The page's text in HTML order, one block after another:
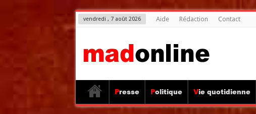
vendredi , 7 août 2026 Aide Rédaction Contact
Presse Politique Vie quotidienne